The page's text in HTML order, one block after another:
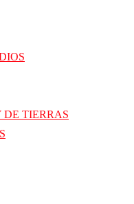
TIERRAS